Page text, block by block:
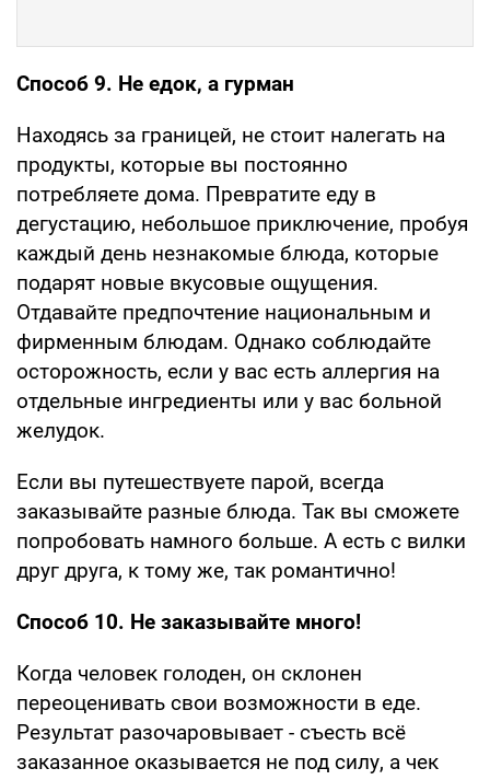
Способ 9. Не едок, а гурман
Находясь за границей, не стоит налегать на
продукты, которые вы постоянно
потребляете дома. Превратите еду в
дегустацию, небольшое приключение, пробуя
каждый день незнакомые блюда, которые
подарят новые вкусовые ощущения.
Отдавайте предпочтение национальным и
фирменным блюдам. Однако соблюдайте
осторожность, если у вас есть аллергия на
отдельные ингредиенты или у вас больной
желудок.
Если вы путешествуете парой, всегда
заказывайте разные блюда. Так вы сможете
попробовать намного больше. А есть с вилки
друг друга, к тому же, так романтично!
Способ 10. Не заказывайте много!
Когда человек голоден, он склонен
переоценивать свои возможности в еде.
Результат разочаровывает - съесть всё
заказанное оказывается не под силу, а чек